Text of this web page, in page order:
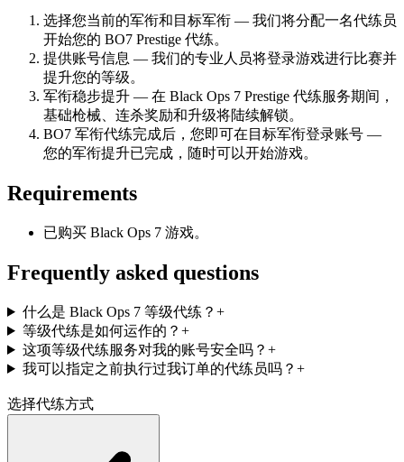
选择您当前的军衔和目标军衔 — 我们将分配一名代练员
开始您的 BO7 Prestige 代练。
提供账号信息 — 我们的专业人员将登录游戏进行比赛并
提升您的等级。
军衔稳步提升 — 在 Black Ops 7 Prestige 代练服务期间，
基础枪械、连杀奖励和升级将陆续解锁。
BO7 军衔代练完成后，您即可在目标军衔登录账号 —
您的军衔提升已完成，随时可以开始游戏。
Requirements
已购买 Black Ops 7 游戏。
Frequently asked questions
什么是 Black Ops 7 等级代练？ +
等级代练是如何运作的？ +
这项等级代练服务对我的账号安全吗？ +
我可以指定之前执行过我订单的代练员吗？ +
选择代练方式